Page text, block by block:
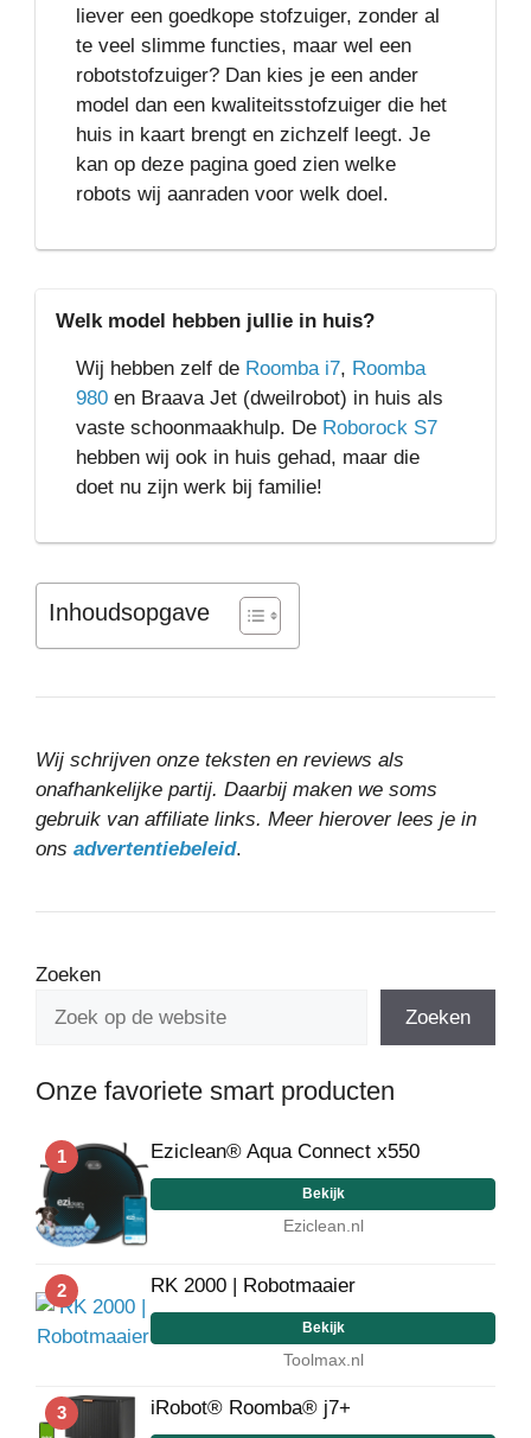
liever een goedkope stofzuiger, zonder al
te veel slimme functies, maar wel een
robotstofzuiger? Dan kies je een ander
model dan een kwaliteitsstofzuiger die het
huis in kaart brengt en zichzelf leegt. Je
kan op deze pagina goed zien welke
robots wij aanraden voor welk doel.
Welk model hebben jullie in huis?
Wij hebben zelf de Roomba i7, Roomba
980 en Braava Jet (dweilrobot) in huis als
vaste schoonmaakhulp. De Roborock S7
hebben wij ook in huis gehad, maar die
doet nu zijn werk bij familie!
Inhoudsopgave
Wij schrijven onze teksten en reviews als
onafhankelijke partij. Daarbij maken we soms
gebruik van affiliate links. Meer hierover lees je in
ons advertentiebeleid.
Zoeken
Zoeken
Onze favoriete smart producten
1 Eziclean® Aqua Connect x550
Bekijk
Eziclean.nl
2 RK 2000 | Robotmaaier
Bekijk
Toolmax.nl
3 iRobot® Roomba® j7+